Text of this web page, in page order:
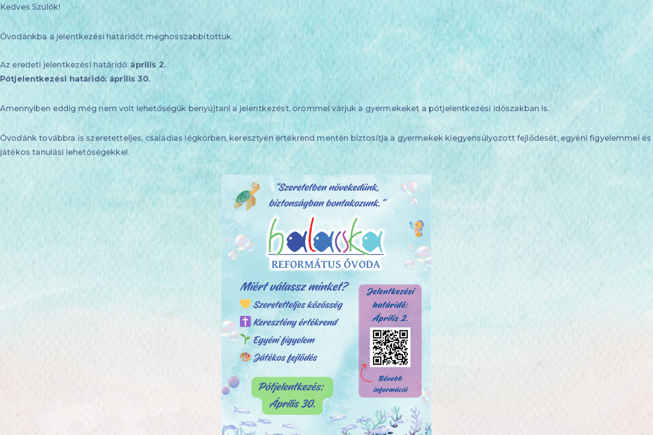
Kedves Szülők!
Óvodánkba a jelentkezési határidőt meghosszabbítottuk.
Az eredeti jelentkezési határidő: április 2.
Pótjelentkezési határidő: április 30.
Amennyiben eddig még nem volt lehetőségük benyújtani a jelentkezést, örömmel várjuk a gyermekeket a pótjelentkezési időszakban is.
Óvodánk továbbra is szeretetteljes, családias légkörben, keresztyén értékrend mentén biztosítja a gyermekek kiegyensúlyozott fejlődését, egyéni figyelemmel és
játékos tanulási lehetőségekkel.